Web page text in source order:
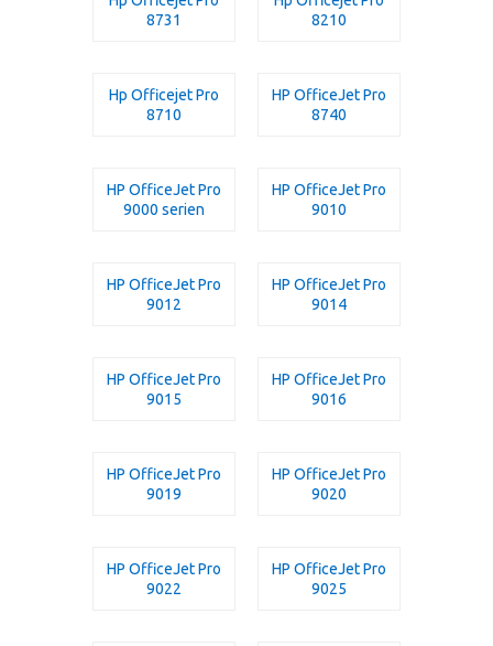
8731
8210
Hp Officejet Pro
8710
HP OfficeJet Pro
8740
HP OfficeJet Pro
9000 serien
HP OfficeJet Pro
9010
HP OfficeJet Pro
9012
HP OfficeJet Pro
9014
HP OfficeJet Pro
9015
HP OfficeJet Pro
9016
HP OfficeJet Pro
9019
HP OfficeJet Pro
9020
HP OfficeJet Pro
9022
HP OfficeJet Pro
9025